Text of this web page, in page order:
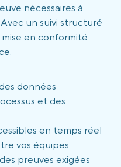
nécessaires à
un suivi structuré
en conformité
données
et des
en temps réel
vos équipes
preuves exigées